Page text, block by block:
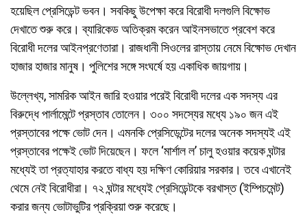
হয়েছিল প্রেসিডেন্ট ভবন। সবকিছু উপেক্ষা করে বিরোধী দলগুলি বিক্ষোভ
দেখাতে শুরু করে। ব্যারিকেড অতিক্রম করেন আইনসভাতে প্রবেশ করে
বিরোধী দলের আইনপ্রণেতারা। রাজধানী সিওলের রাস্তায় নেমে বিক্ষোভ দেখান
হাজার হাজার মানুষ। পুলিশের সঙ্গে সংঘর্ষে হয় একাধিক জায়গায়।
উল্লেখ্য, সামরিক আইন জারি হওয়ার পরেই বিরোধী দলের এক সদস্য এর
বিরুদ্ধে পার্লামেন্টে প্রস্তাব তোলেন। ৩০০ সদস্যের মধ্যে ১৯০ জন এই
প্রস্তাবের পক্ষে ভোট দেন। এমনকি প্রেসিডেন্টের দলের অনেক সদস্যই এই
প্রস্তাবের পক্ষেই ভোট দিয়েছেন। ফলে ‘মার্শাল ল’ চালু হওয়ার কয়েক ঘন্টার
মধ্যেই তা প্রত্যাহার করতে বাধ্য হয় দক্ষিণ কোরিয়ার সরকার। তবে এখানেই
থেমে নেই বিরোধীরা। ৭২ ঘন্টার মধ্যেই প্রেসিডেন্টকে বরখাস্ত (ইম্পিচমেন্ট)
করার জন্য ভোটাভুটির প্রক্রিয়া শুরু করেছে।